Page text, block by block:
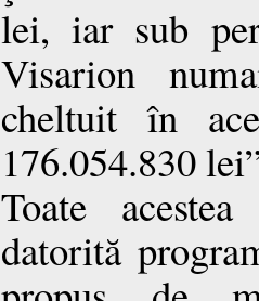
lei, iar sub
Visarion
cheltuit în
176.054.830
Toate
datorită